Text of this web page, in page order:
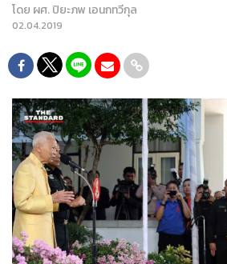
โดย ผศ. ปิยะภพ เอนกทวีกุล
02.04.2019